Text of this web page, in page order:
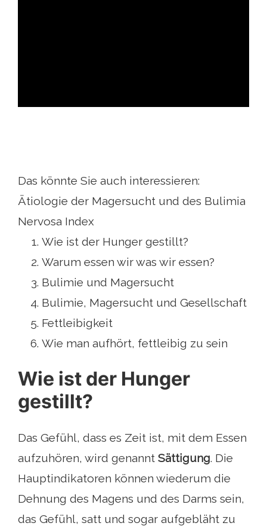
Das könnte Sie auch interessieren:
Ätiologie der Magersucht und des Bulimia
Nervosa Index
Wie ist der Hunger gestillt?
Warum essen wir was wir essen?
Bulimie und Magersucht
Bulimie, Magersucht und Gesellschaft
Fettleibigkeit
Wie man aufhört, fettleibig zu sein
Wie ist der Hunger
gestillt?
Das Gefühl, dass es Zeit ist, mit dem Essen
aufzuhören, wird genannt Sättigung. Die
Hauptindikatoren können wiederum die
Dehnung des Magens und des Darms sein,
das Gefühl, satt und sogar aufgebläht zu